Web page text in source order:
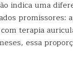
indica uma
promissores:
terapia
essa